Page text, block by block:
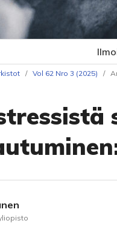
/ Vol 62 Nro 3 (2025) /